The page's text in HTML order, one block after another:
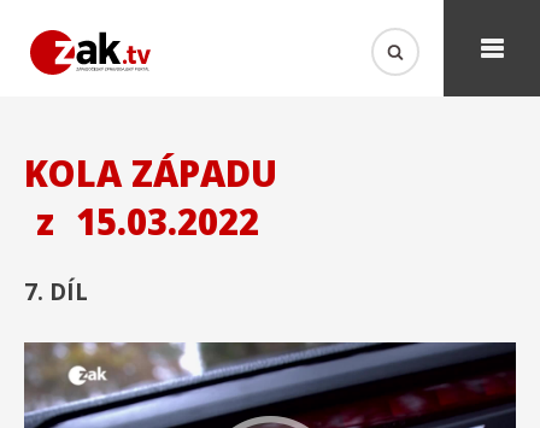
KOLA ZÁPADU
z 15.03.2022
7. DÍL